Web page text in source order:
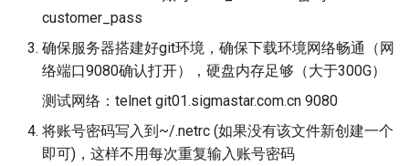
PSPI
SCL
customer_pass
确保服务器搭建好git环境，确保下载环境网络畅通（网
络端口9080确认打开），硬盘内存足够（大于300G）
测试网络：telnet git01.sigmastar.com.cn 9080
将账号密码写入到~/.netrc (如果没有该文件新创建一个
即可)，这样不用每次重复输入账号密码